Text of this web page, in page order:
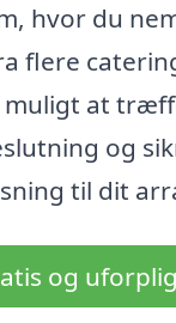
hvor du
flere
muligt at
og
til dit
og